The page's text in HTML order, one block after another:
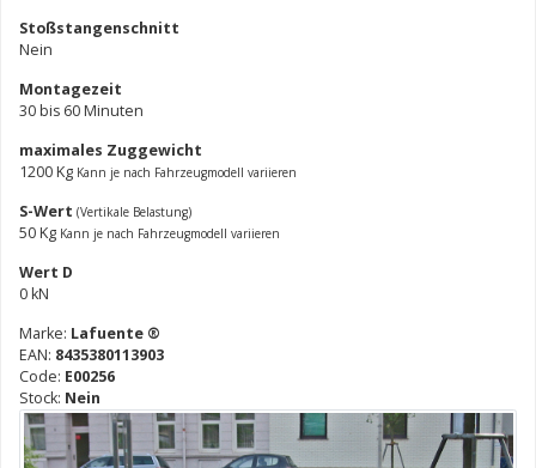
Stoßstangenschnitt
Nein
Montagezeit
30 bis 60 Minuten
maximales Zuggewicht
1200 Kg Kann je nach Fahrzeugmodell variieren
S-Wert (Vertikale Belastung)
50 Kg Kann je nach Fahrzeugmodell variieren
Wert D
0 kN
Marke: Lafuente ®
EAN: 8435380113903
Code: E00256
Stock: Nein